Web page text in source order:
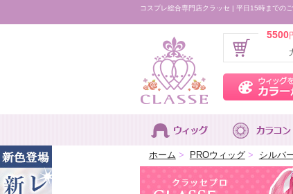
コスプレ総合専門店クラッセ | 平日15時までの
5500
ホーム > PROウィッグ > シルバ